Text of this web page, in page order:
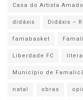
Casa do Artista
didáxis
Didáxis –
famabasket
Liberdade FC
Município de
natal
obras